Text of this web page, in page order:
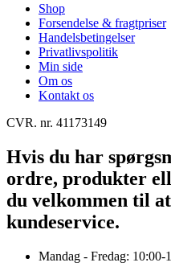
Shop
Forsendelse & fragtpriser
Handelsbetingelser
Privatlivspolitik
Min side
Om os
Kontakt os
CVR. nr. 41173149
Hvis du har
ordre, produkter
du velkommen til
kundeservice.
Mandag - Fredag: 10:00-